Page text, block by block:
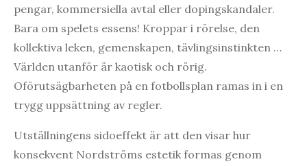
pengar, kommersiella avtal eller dopingskandaler.
Bara om spelets essens! Kroppar i rörelse, den
kollektiva leken, gemenskapen, tävlingsinstinkten …
Världen utanför är kaotisk och rörig.
Oförutsägbarheten på en fotbollsplan ramas in i en
trygg uppsättning av regler.
Utställningens sidoeffekt är att den visar hur
konsekvent Nordströms estetik formas genom